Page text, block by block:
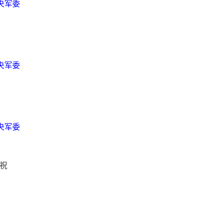
军委
军委
军委